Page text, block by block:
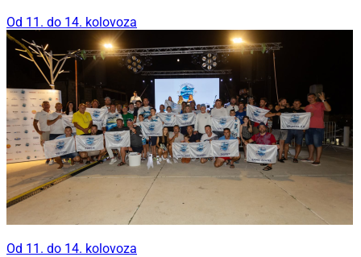
Od 11. do 14. kolovoza
Od 11. do 14. kolovoza